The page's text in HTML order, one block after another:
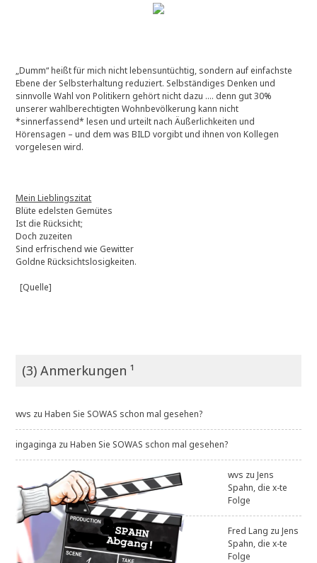
„Dumm“ heißt für mich nicht lebensuntüchtig, sondern auf einfachste
Ebene der Selbsterhaltung reduziert. Selbständiges Denken und
sinnvolle Wahl von Politikern gehört nicht dazu …. denn gut 30%
unserer wahlberechtigten Wohnbevölkerung kann nicht
*sinnerfassend* lesen und urteilt nach Äußerlichkeiten und
Hörensagen – und dem was BILD vorgibt und ihnen von Kollegen
vorgelesen wird.
Mein Lieblingszitat
Blüte edelsten Gemütes
Ist die Rücksicht;
Doch zuzeiten
Sind erfrischend wie Gewitter
Goldne Rücksichtslosigkeiten.
[Quelle]
(3) Anmerkungen ¹
wvs zuHaben Sie SOWAS schon mal gesehen?
ingaginga zuHaben Sie SOWAS schon mal gesehen?
wvs zuJens
Spahn, die x-te
Folge
Fred Lang zuJens
Spahn, die x-te
Folge